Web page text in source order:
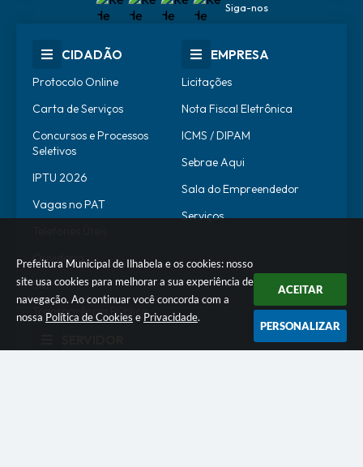
Prefeitura Municipal de Ilhabela e os cookies: nosso
site usa cookies para melhorar a sua experiência de
navegação. Ao continuar você concorda com a
nossa Política de Cookies e Privacidade.
ACEITAR
PERSONALIZAR
Siga-nos
CIDADÃO
Protocolo Online
Carta de Serviços
Concursos e Processos
Seletivos
IPTU 2026
Vagas no PAT
Ouvidoria
SIC
Transparência Pública
EMPRESA
Licitações
Nota Fiscal Eletrônica
ICMS / DIPAM
Sebrae Aqui
Sala do Empreendedor
Serviços